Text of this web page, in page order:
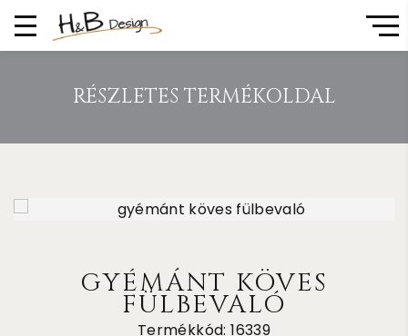
RÉSZLETES TERMÉKOLDAL
GYÉMÁNT KÖVES
FÜLBEVALÓ
Termékkód: 16339